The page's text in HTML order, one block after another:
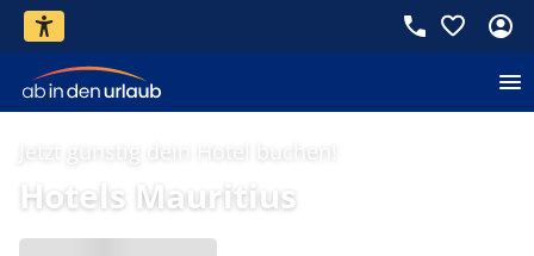
Jetzt günstig dein Hotel buchen!
Hotels Mauritius